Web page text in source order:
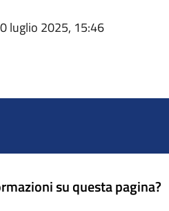
luglio 2025, 15:46
su questa pagina?